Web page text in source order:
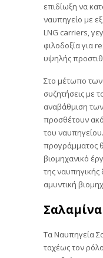
επιδίωξη να
ναυπηγείο με
LNG carriers,
φιλοδοξία για
υψηλής
Στο μέτωπο
συζητήσεις με
αναβάθμιση
προσθέτουν
του
προγράμματος
βιομηχανικό
της ναυπηγικής
αμυντική
Σαλαμίνα
Τα Ναυπηγεία
ταχέως τον